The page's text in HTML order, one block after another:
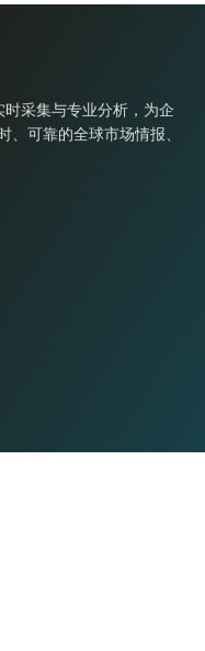
采集与专业分析，为企
、可靠的全球市场情报、